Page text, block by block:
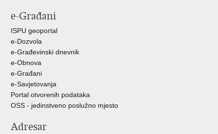
FacebookuTwitteru
e-Građani
ISPU geoportal
e-Dozvola
e-Građevinski dnevnik
e-Obnova
e-Građani
e-Savjetovanja
Portal otvorenih podataka
OSS - jedinstveno poslužno mjesto
Adresar